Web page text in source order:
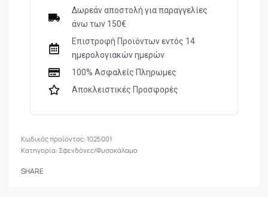
Δωρεάν αποστολή για παραγγελίες
άνω των 150€
Επιστροφή Προϊόντων εντός 14
ημερολογιακών ημερών
100% Ασφαλείς Πληρωμες
Αποκλειστικές Προσφορές
1025001
Κατηγορία:Σφενδόνες/Φυσοκάλαμο
SHARE